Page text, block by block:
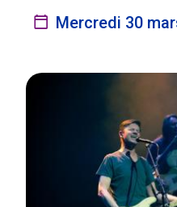
Mercredi 30